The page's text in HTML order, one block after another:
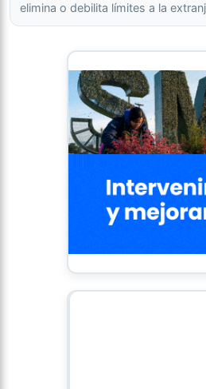
elimina o debilita límites a la